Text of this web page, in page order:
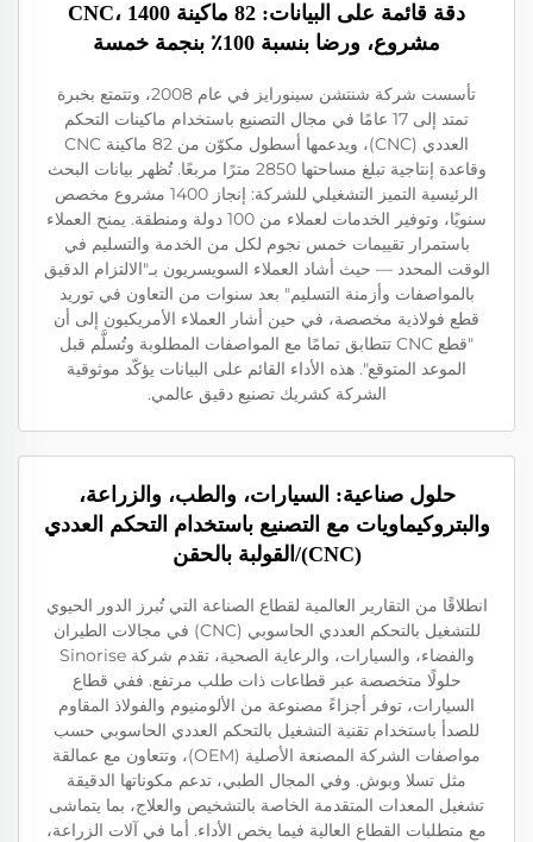
دقة قائمة على البيانات: 82 ماكينة CNC، 1400
مشروع، ورضا بنسبة 100٪ بنجمة خمسة
تأسست شركة شنتشن سينورايز في عام 2008، وتتمتع بخبرة
تمتد إلى 17 عامًا في مجال التصنيع باستخدام ماكينات التحكم
العددي (CNC)، ويدعمها أسطول مكوّن من 82 ماكينة CNC
وقاعدة إنتاجية تبلغ مساحتها 2850 مترًا مربعًا. تُظهر بيانات البحث
الرئيسية التميز التشغيلي للشركة: إنجاز 1400 مشروع مخصص
سنويًا، وتوفير الخدمات لعملاء من 100 دولة ومنطقة. يمنح العملاء
باستمرار تقييمات خمس نجوم لكل من الخدمة والتسليم في
الوقت المحدد — حيث أشاد العملاء السويسريون بـ"الالتزام الدقيق
بالمواصفات وأزمنة التسليم" بعد سنوات من التعاون في توريد
قطع فولاذية مخصصة، في حين أشار العملاء الأمريكيون إلى أن
"قطع CNC تتطابق تمامًا مع المواصفات المطلوبة وتُسلَّم قبل
الموعد المتوقع". هذه الأداء القائم على البيانات يؤكّد موثوقية
الشركة كشريك تصنيع دقيق عالمي.
حلول صناعية: السيارات، والطب، والزراعة،
والبتروكيماويات مع التصنيع باستخدام التحكم العددي
(CNC)/القولبة بالحقن
انطلاقًا من التقارير العالمية لقطاع الصناعة التي تُبرز الدور الحيوي
للتشغيل بالتحكم العددي الحاسوبي (CNC) في مجالات الطيران
والفضاء، والسيارات، والرعاية الصحية، تقدم شركة Sinorise
حلولًا متخصصة عبر قطاعات ذات طلب مرتفع. ففي قطاع
السيارات، توفر أجزاءً مصنوعة من الألومنيوم والفولاذ المقاوم
للصدأ باستخدام تقنية التشغيل بالتحكم العددي الحاسوبي حسب
مواصفات الشركة المصنعة الأصلية (OEM)، وتتعاون مع عمالقة
مثل تسلا وبوش. وفي المجال الطبي، تدعم مكوناتها الدقيقة
تشغيل المعدات المتقدمة الخاصة بالتشخيص والعلاج، بما يتماشى
مع متطلبات القطاع العالية فيما يخص الأداء. أما في آلات الزراعة،